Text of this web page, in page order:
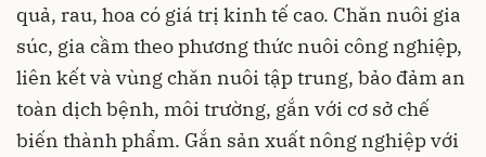
quả, rau, hoa có giá trị kinh tế cao. Chăn nuôi gia
súc, gia cầm theo phương thức nuôi công nghiệp,
liên kết và vùng chăn nuôi tập trung, bảo đảm an
toàn dịch bệnh, môi trường, gắn với cơ sở chế
biến thành phẩm. Gắn sản xuất nông nghiệp với